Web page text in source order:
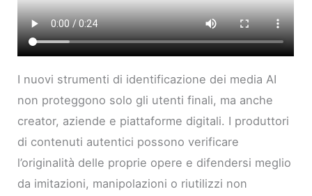
I nuovi strumenti di identificazione dei media AI
non proteggono solo gli utenti finali, ma anche
creator, aziende e piattaforme digitali. I produttori
di contenuti autentici possono verificare
l’originalità delle proprie opere e difendersi meglio
da imitazioni, manipolazioni o riutilizzi non